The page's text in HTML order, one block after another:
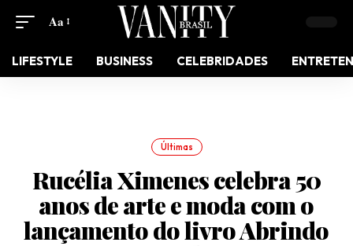
Aa
LIFESTYLE BUSINESS CELEBRIDADES
Últimas
Rucélia Ximenes celebra 50
anos de arte e moda com o
lançamento do livro Abrindo